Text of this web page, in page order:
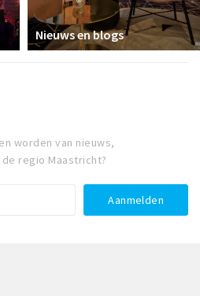
Nieuws en blogs
worden van nieuws,
regio Maastricht?